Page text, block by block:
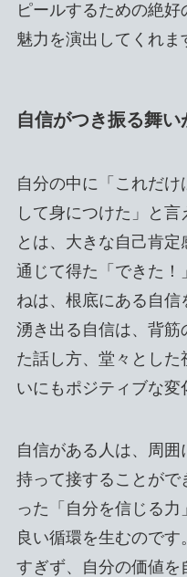
ピールするための絶
魅力を演出してくれま
自信がつき振る舞い
自分の中に「これだ
して身につけた」と
とは、大きな自己肯
通じて得た「できた
ねは、根底にある自信
湧き出る自信は、背
た話し方、堂々とし
いにもポジティブな変
自信がある人は、周
持って接することが
った「自分を信じる
良い循環を生むので
すぎず、自分の価値を